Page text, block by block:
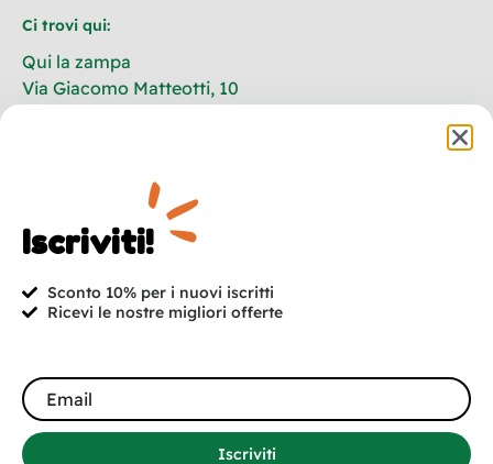
Ci trovi qui:
Qui la zampa
Via Giacomo Matteotti, 10
+39 320 702 1196
info@quilazampa.shop
P.IVA: 04792500755
Iscriviti! 10% di sconto per i nuovi iscritti!
Iscriviti
Iscriviti!
Sconto 10% per i nuovi iscritti
Ricevi le nostre migliori offerte
Iscriviti